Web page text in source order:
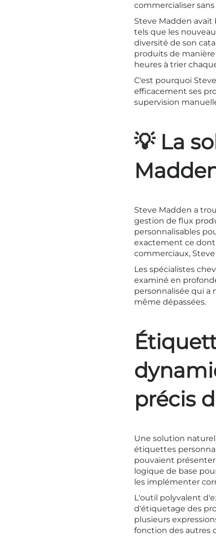
commercialiser
Steve Madden
tels que les
diversité de son
produits de
heures à trier
C'est pourquoi
efficacement ses
supervision
💡 La
Steve Madden a
gestion de flux
personnalisables
exactement ce dont
commerciaux,
Les spécialistes
examiné en
personnalisée qui a
même dépassées.
précis
Une solution
étiquettes
pouvaient
logique de base
les implémenter
L'outil polyvalent
d'étiquetage des
plusieurs
fonction des autres